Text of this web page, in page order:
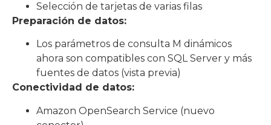
Selección de tarjetas de varias filas
Preparación de datos:
Los parámetros de consulta M dinámicos
ahora son compatibles con SQL Server y más
fuentes de datos (vista previa)
Conectividad de datos:
Amazon OpenSearch Service (nuevo